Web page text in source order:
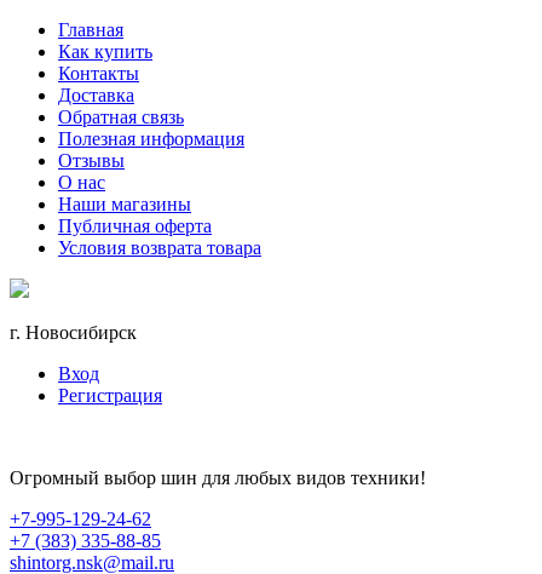
Главная
Как купить
Контакты
Доставка
Обратная связь
Полезная информация
Отзывы
О нас
Наши магазины
Публичная оферта
Условия возврата товара
г. Новосибирск
Вход
Регистрация
Огромный выбор шин для любых видов техники!
+7-995-129-24-62
+7 (383) 335-88-85
shintorg.nsk@mail.ru